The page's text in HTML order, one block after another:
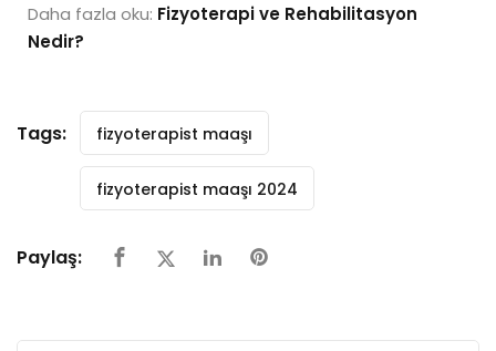
Daha fazla oku: Fizyoterapi ve Rehabilitasyon
Nedir?
Tags: fizyoterapist maaşı
fizyoterapist maaşı 2024
Paylaş: